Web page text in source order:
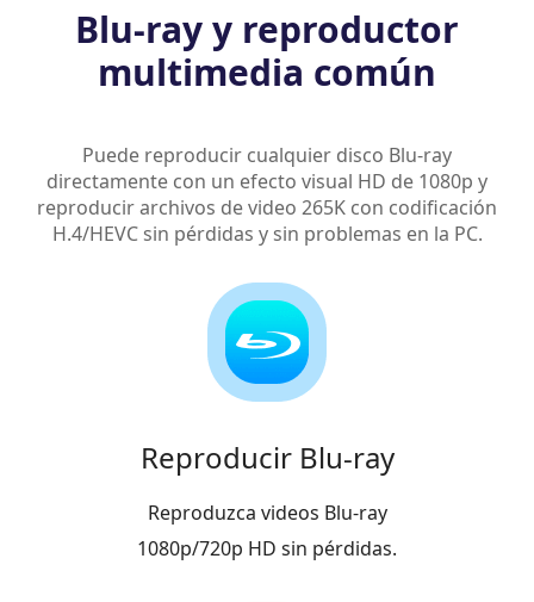
Blu-ray y reproductor
multimedia común
Puede reproducir cualquier disco Blu-ray
directamente con un efecto visual HD de 1080p y
reproducir archivos de video 265K con codificación
H.4/HEVC sin pérdidas y sin problemas en la PC.
Reproducir Blu-ray
Reproduzca videos Blu-ray
1080p/720p HD sin pérdidas.